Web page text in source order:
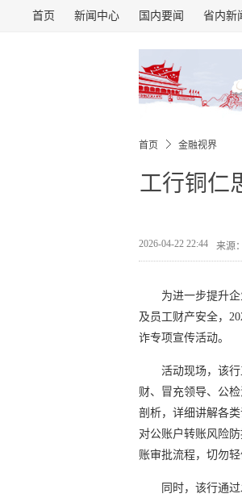
首页 新闻中心 国内要闻 省内新
首页 金融视界
工行铜仁
2026-04-22 22:44 来源
为进一步提升
及员工财产安全，
诈专项宣传活动。
活动现场，该
财、冒充领导、公
剖析，详细讲解各
对公账户转账风险
账审批流程，切勿
同时，该行通